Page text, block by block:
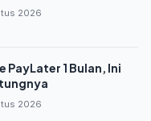
2026
PayLater 1 Bulan, Ini
2026